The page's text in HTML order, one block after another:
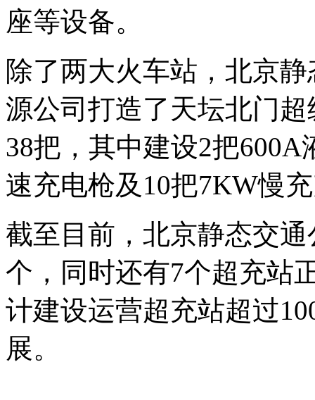
座等设备。
除了两大火车站，北京
源公司打造了天坛北门
38把，其中建设2把
速充电枪及10把7KW慢
截至目前，北京静态交
个，同时还有7个超充站
计建设运营超充站超过
展。